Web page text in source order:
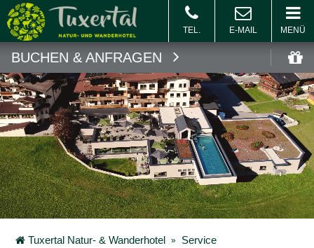
MENÜ
BUCHEN & ANFRAGEN
Tuxertal Natur- & Wanderhotel Service